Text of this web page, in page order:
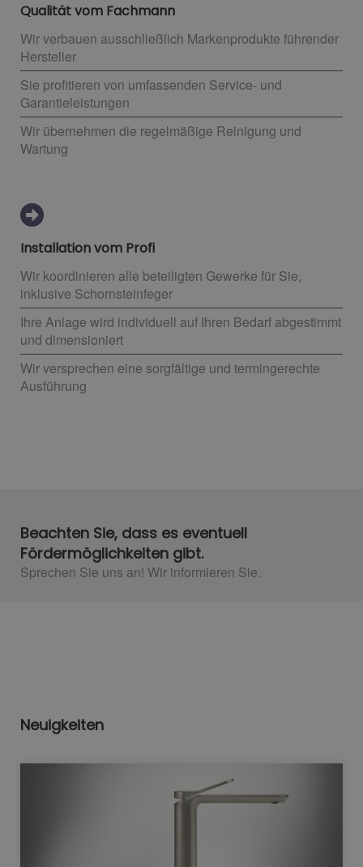
Qualität vom Fachmann
Wir verbauen ausschließlich Markenprodukte führender
Hersteller
Sie profitieren von umfassenden Service- und
Garantieleistungen
Wir übernehmen die regelmäßige Reinigung und
Wartung
Installation vom Profi
Wir koordinieren alle beteiligten Gewerke für Sie,
inklusive Schornsteinfeger
Ihre Anlage wird individuell auf Ihren Bedarf abgestimmt
und dimensioniert
Wir versprechen eine sorgfältige und termingerechte
Ausführung
Beachten Sie, dass es eventuell
Fördermöglichkeiten gibt.
Sprechen Sie uns an! Wir informieren Sie.​
Neuigkeiten